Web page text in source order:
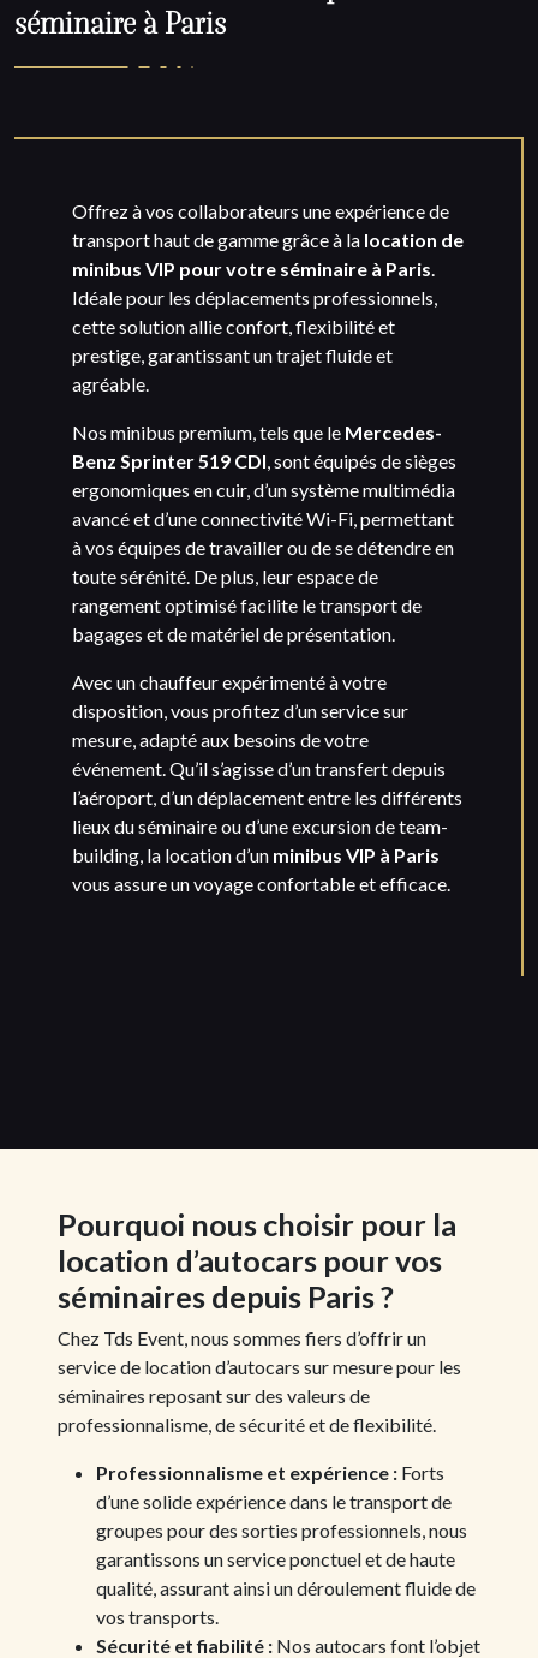
séminaire à Paris
Offrez à vos collaborateurs une expérience de
transport haut de gamme grâce à la location de
minibus VIP pour votre séminaire à Paris
Idéale pour les déplacements professionnels,
cette solution allie confort, flexibilité et
prestige, garantissant un trajet fluide et
agréable.
Nos minibus premium, tels que le Mercedes-
Benz Sprinter 519 CDI , sont équipés de sièges
ergonomiques en cuir, d’un système multimédia
avancé et d’une connectivité Wi-Fi, permettant
à vos équipes de travailler ou de se détendre en
toute sérénité. De plus, leur espace de
rangement optimisé facilite le transport de
bagages et de matériel de présentation.
Avec un chauffeur expérimenté à votre
disposition, vous profitez d’un service sur
mesure, adapté aux besoins de votre
événement. Qu’il s’agisse d’un transfert depuis
l’aéroport, d’un déplacement entre les différents
lieux du séminaire ou d’une excursion de team-
building, la location d’un minibus VIP à Paris
vous assure un voyage confortable et efficace.
Pourquoi nous choisir pour la
location d’autocars pour vos
séminaires depuis Paris ?
Chez Tds Event, nous sommes fiers d’offrir un
service de location d’autocars sur mesure pour les
séminaires reposant sur des valeurs de
professionnalisme, de sécurité et de flexibilité.
Professionnalisme et expérience : Forts
d’une solide expérience dans le transport de
groupes pour des sorties professionnels, nous
garantissons un service ponctuel et de haute
qualité, assurant ainsi un déroulement fluide de
vos transports.
Sécurité et fiabilité : Nos autocars font l’objet